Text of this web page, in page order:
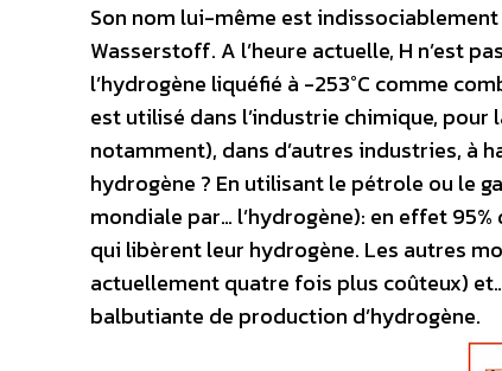
Son nom lui-même est indissociablement
Wasserstoff. A l’heure actuelle, H n’est
l’hydrogène liquéfié à -253°C comme
est utilisé dans l’industrie chimique,
notamment), dans d’autres industries, à
hydrogène ? En utilisant le pétrole ou le
mondiale par… l’hydrogène): en effet
qui libèrent leur hydrogène. Les autres
actuellement quatre fois plus coûteux)
balbutiante de production d’hydrogène.